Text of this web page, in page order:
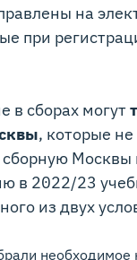
на
при
в сборах могут
, которые
Москвы
в 2022/23
из двух
необходимое